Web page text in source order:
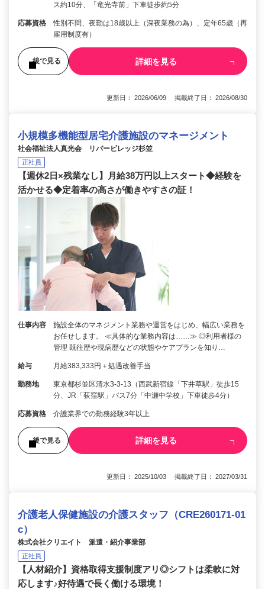
ス約10分、「竜光寺前」下車徒歩約5分
応募資格
性別不問、夜勤は18歳以上（深夜業務の為）、定年65歳（再
雇用制度有）
後で見る 詳細を見る
更新日： 2026/06/09 掲載終了日： 2026/08/30
小規模多機能型居宅介護施設のマネージメント
社会福祉法人真光会 リバービレッジ杉並
正社員
【週休2日×残業なし】月給38万円以上スタート◆経験を
活かせる◆定着率の高さが働きやすさの証！
仕事内容
施設全体のマネジメント業務や運営をはじめ、幅広い業務を
お任せします。 ≪具体的な業務内容は……≫ ◎利用者様の
管理 既往歴や現病歴などの状態やケアプランを知り…
給与 月給383,333円＋処遇改善手当
勤務地
東京都杉並区清水3-3-13（西武新宿線「下井草駅」徒歩15
分、JR「荻窪駅」バス7分「中瀬中学校」下車徒歩4分）
応募資格 介護業界での勤務経験3年以上
後で見る 詳細を見る
更新日： 2025/10/03 掲載終了日： 2027/03/31
介護老人保健施設の介護スタッフ（CRE260171-01
c）
株式会社クリエイト 派遣・紹介事業部
正社員
【人材紹介】資格取得支援制度アリ◎シフトは柔軟に対
応します♪好待遇で長く働ける環境！